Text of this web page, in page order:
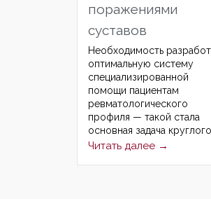
поражениями
суставов
Необходимость
оптимальную систему
специализированной
помощи пациентам
ревматологического
профиля — такой стала
основная задача
Читать далее →